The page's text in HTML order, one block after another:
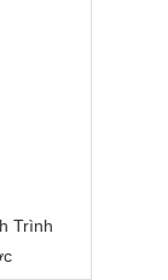
Trình